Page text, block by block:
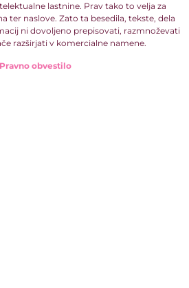
lastnine. Prav tako to velja za
ter naslove. Zato ta besedila, tekste, dela
ni dovoljeno prepisovati, razmnoževati
razširjati v komercialne namene.
Pravno obvestilo